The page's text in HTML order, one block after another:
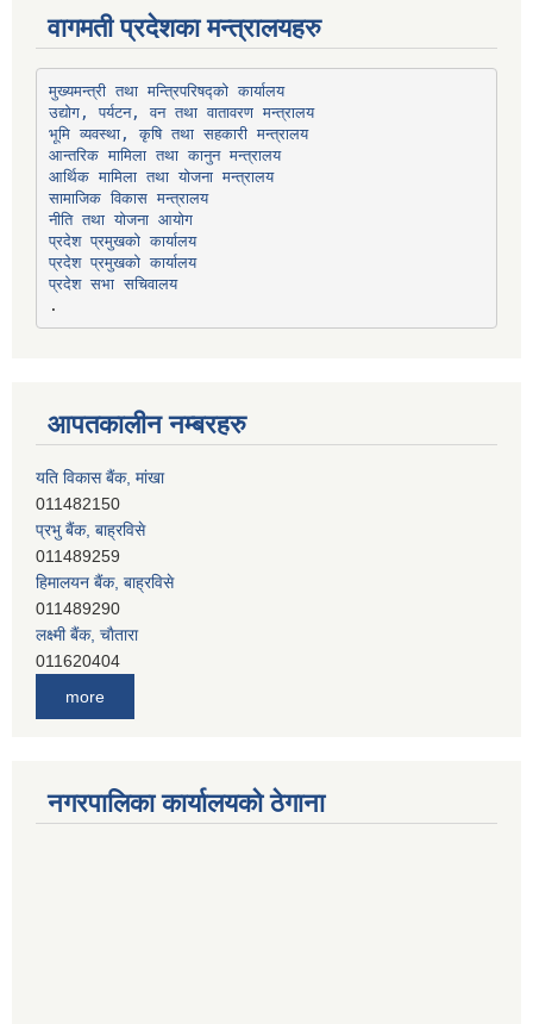
वागमती प्रदेशका मन्त्रालयहरु
मुख्यमन्त्री तथा मन्त्रिपरिषद्को कार्यालय
उद्योग, पर्यटन, वन तथा वातावरण मन्त्रालय
भूमि व्यवस्था, कृषि तथा सहकारी मन्त्रालय
आन्तरिक मामिला तथा कानुन मन्त्रालय
आर्थिक मामिला तथा योजना मन्त्रालय
सामाजिक विकास मन्त्रालय
नीति तथा योजना आयोग
प्रदेश प्रमुखको कार्यालय
प्रदेश प्रमुखको कार्यालय
प्रदेश सभा सचिवालय
आपतकालीन नम्बरहरु
यति विकास बैंक, मांखा
011482150
प्रभु बैंक, बाह्रविसे
011489259
हिमालयन बैंक, बाह्रविसे
011489290
लक्ष्मी बैंक, चाैतारा
011620404
देव विकास बैंक, बाह्रविसे
011401005
more
नगरपालिका कार्यालयको ठेगाना